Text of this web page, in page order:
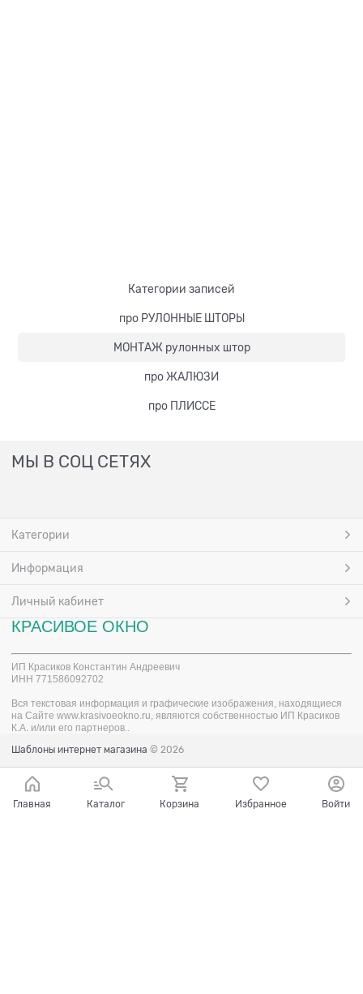
Категории записей
про РУЛОННЫЕ ШТОРЫ
МОНТАЖ рулонных штор
про ЖАЛЮЗИ
про ПЛИССЕ
МЫ В СОЦ СЕТЯХ
Категории
Информация
Личный кабинет
КРАСИВОЕ ОКНО
ИП Красиков Константин Андреевич
ИНН 771586092702
Вся текстовая информация и графические изображения, находящиеся
на Сайте www.krasivoeokno.ru, являются собственностью ИП Красиков
К.А. и/или его партнеров..
Шаблоны интернет магазина © 2026
Главная Каталог Корзина Избранное Войти